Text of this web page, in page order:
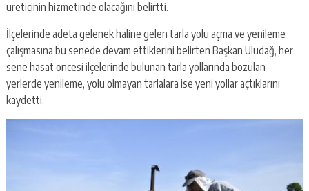
üreticinin hizmetinde olacağını belirtti.
İlçelerinde adeta gelenek haline gelen tarla yolu açma ve yenileme
çalışmasına bu senede devam ettiklerini belirten Başkan Uludağ, her
sene hasat öncesi ilçelerinde bulunan tarla yollarında bozulan
yerlerde yenileme, yolu olmayan tarlalara ise yeni yollar açtıklarını
kaydetti.